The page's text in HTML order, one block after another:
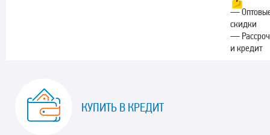
—
скидки
—
и кредит
КУПИТЬ В КРЕДИТ